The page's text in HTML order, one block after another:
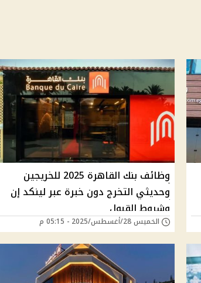
وظائف بنك القاهرة 2025 للخريجين
وحديثي التخرج دون خبرة عبر لينكد إن
وشروط القبول
الخميس 28/أغسطس/2025 - 05:15 م